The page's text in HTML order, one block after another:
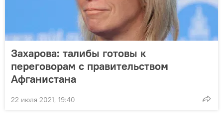
Захарова: талибы готовы к
переговорам с правительством
Афганистана
22 июля 2021, 19:40